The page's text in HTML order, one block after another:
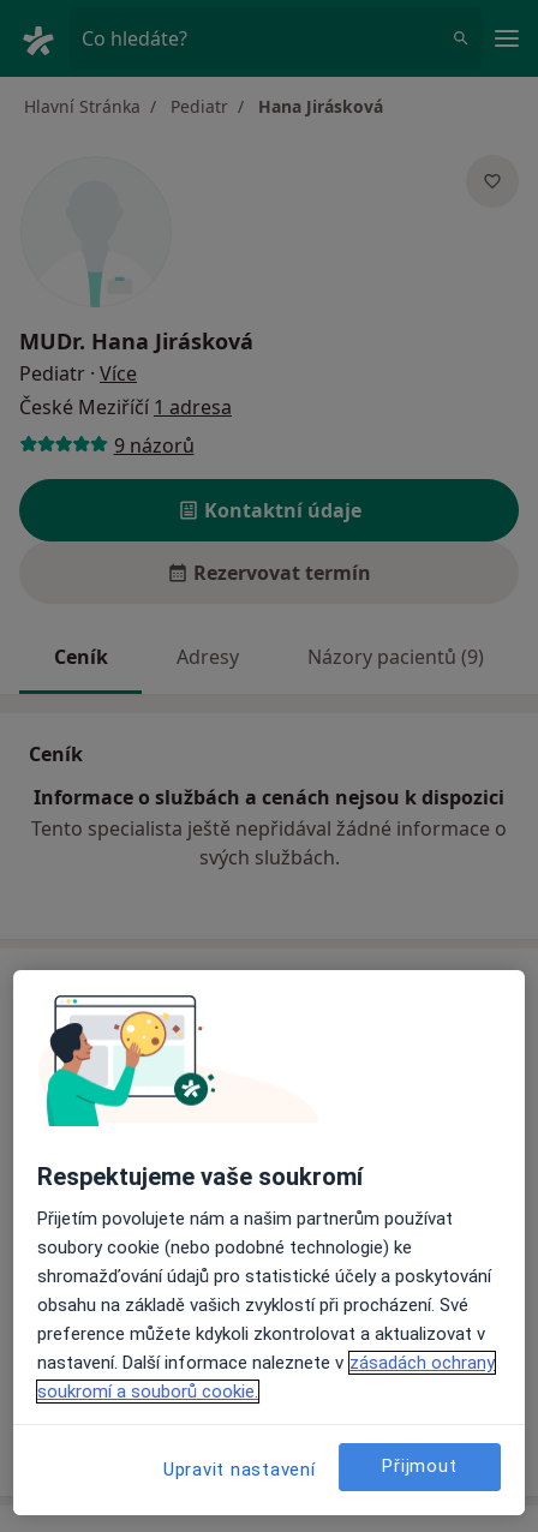
Co hledáte?
Hlavní Stránka Pediatr Hana Jirásková
MUDr. Hana Jirásková
Pediatr · Více
České Meziříčí 1 adresa
9 názorů
Kontaktní údaje
Rezervovat termín
Ceník Adresy Názory pacientů (9)
Ceník
Informace o službách a cenách nejsou k dispozici
Tento specialista ještě nepřidával žádné informace o
svých službách.
Sam. ordinace PL pro děti a dorost
Záhumenská 445,
Dostupnost
Na této adrese online kalendář není aktivní
Co mám v takové situaci udělat?
Způsoby platby (soukromé návštěvy)
Na teto adrese lékař přijímá pacienty na pojišťovnu
Detaily
o adrese
Respektujeme vaše soukromí
Přijetím povolujete nám a našim partnerům používat
soubory cookie (nebo podobné technologie) ke
shromažďování údajů pro statistické účely a poskytování
obsahu na základě vašich zvyklostí při procházení. Své
preference můžete kdykoli zkontrolovat a aktualizovat v
nastavení. Další informace naleznete v zásadách ochrany
soukromí a souborů cookie.
Upravit nastavení Přijmout